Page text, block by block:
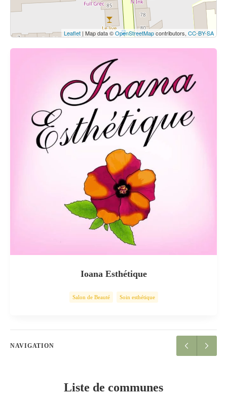
Leaflet | Map data ©OpenStreetMapcontributors, CC-BY-SA
Ioana Esthétique
Salon de Beauté Soin esthétique
NAVIGATION
Liste de communes